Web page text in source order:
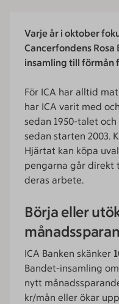
Varje år i oktober
Cancerfondens
insamling till förmån
För ICA har alltid
har ICA varit med
sedan 1950-talet
sedan starten 2003.
Hjärtat kan köpa
pengarna går direkt
deras arbete.
Börja eller
ICA Banken skänker
Bandet-insamling
nytt
kr/mån eller ökar